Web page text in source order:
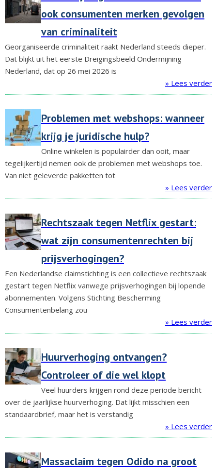
ook consumenten merken gevolgen
van criminaliteit
Georganiseerde criminaliteit raakt Nederland steeds dieper.
Dat blijkt uit het eerste Dreigingsbeeld Ondermijning
Nederland, dat op 26 mei 2026 is
» Lees verder
Problemen met webshops: wanneer
krijg je juridische hulp?
Online winkelen is populairder dan ooit, maar
tegelijkertijd nemen ook de problemen met webshops toe.
Van niet geleverde pakketten tot
» Lees verder
Rechtszaak tegen Netflix gestart:
wat zijn consumentenrechten bij
prijsverhogingen?
Een Nederlandse claimstichting is een collectieve rechtszaak
gestart tegen Netflix vanwege prijsverhogingen bij lopende
abonnementen. Volgens Stichting Bescherming
Consumentenbelang zou
» Lees verder
Huurverhoging ontvangen?
Controleer of die wel klopt
Veel huurders krijgen rond deze periode bericht
over de jaarlijkse huurverhoging. Dat lijkt misschien een
standaardbrief, maar het is verstandig
» Lees verder
Massaclaim tegen Odido na groot